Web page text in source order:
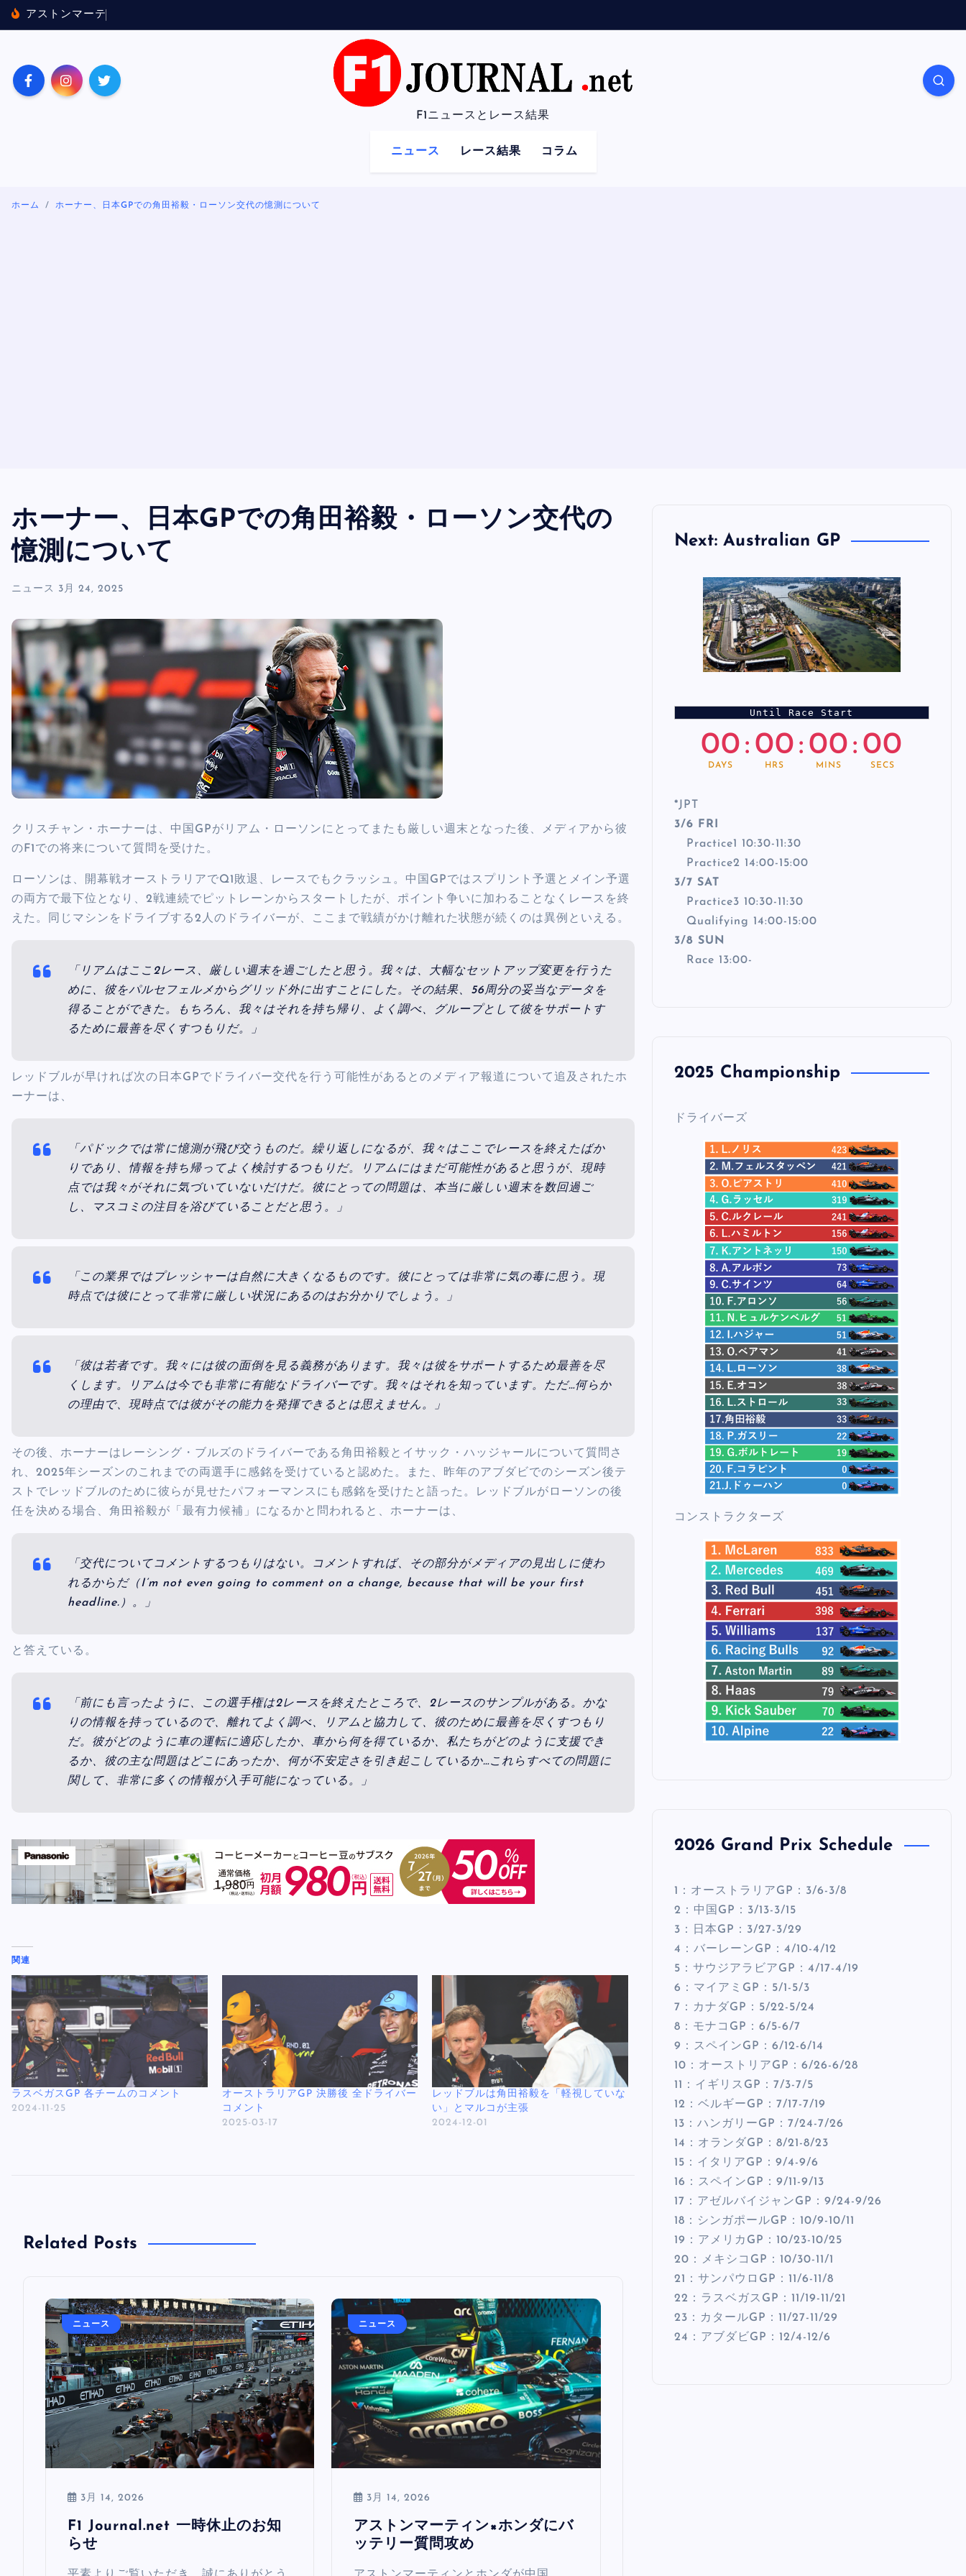
容
ア ス ト ン マ ー テ
F1ニュースとレース結果
ニュース レース結果 コラム
ホーム ホーナー、日本GPでの角田裕毅・ローソン交代の憶測について
ホーナー、日本GPでの角田裕毅・ローソン交代の
憶測について
ニュース 3月 24, 2025
クリスチャン・ホーナーは、中国GPがリアム・ローソンにとってまたも厳しい週末となった後、メディアから彼
のF1での将来について質問を受けた。
ローソンは、開幕戦オーストラリアでQ1敗退、レースでもクラッシュ。中国GPではスプリント予選とメイン予選
の両方で最下位となり、2戦連続でピットレーンからスタートしたが、ポイント争いに加わることなくレースを終
えた。同じマシンをドライブする2人のドライバーが、ここまで戦績がかけ離れた状態が続くのは異例といえる。
「リアムはここ2レース、厳しい週末を過ごしたと思う。我々は、大幅なセットアップ変更を行うた
めに、彼をパルセフェルメからグリッド外に出すことにした。その結果、56周分の妥当なデータを
得ることができた。もちろん、我々はそれを持ち帰り、よく調べ、グループとして彼をサポートす
るために最善を尽くすつもりだ。」
レッドブルが早ければ次の日本GPでドライバー交代を行う可能性があるとのメディア報道について追及されたホ
ーナーは、
「パドックでは常に憶測が飛び交うものだ。繰り返しになるが、我々はここでレースを終えたばか
りであり、情報を持ち帰ってよく検討するつもりだ。リアムにはまだ可能性があると思うが、現時
点では我々がそれに気づいていないだけだ。彼にとっての問題は、本当に厳しい週末を数回過ご
し、マスコミの注目を浴びていることだと思う。」
「この業界ではプレッシャーは自然に大きくなるものです。彼にとっては非常に気の毒に思う。現
時点では彼にとって非常に厳しい状況にあるのはお分かりでしょう。」
「彼は若者です。我々には彼の面倒を見る義務があります。我々は彼をサポートするため最善を尽
くします。リアムは今でも非常に有能なドライバーです。我々はそれを知っています。ただ…何らか
の理由で、現時点では彼がその能力を発揮できるとは思えません。」
その後、ホーナーはレーシング・ブルズのドライバーである角田裕毅とイサック・ハッジャールについて質問さ
れ、2025年シーズンのこれまでの両選手に感銘を受けていると認めた。また、昨年のアブダビでのシーズン後テ
ストでレッドブルのために彼らが見せたパフォーマンスにも感銘を受けたと語った。レッドブルがローソンの後
任を決める場合、角田裕毅が「最有力候補」になるかと問われると、ホーナーは、
「交代についてコメントするつもりはない。コメントすれば、その部分がメディアの見出しに使わ
れるからだ（I’m not even going to comment on a change, because that will be your first
headline.）。」
と答えている。
「前にも言ったように、この選手権は2レースを終えたところで、2レースのサンプルがある。かな
りの情報を持っているので、離れてよく調べ、リアムと協力して、彼のために最善を尽くすつもり
だ。彼がどのように車の運転に適応したか、車から何を得ているか、私たちがどのように支援でき
るか、彼の主な問題はどこにあったか、何が不安定さを引き起こしているか…これらすべての問題に
関して、非常に多くの情報が入手可能になっている。」
関連
ラスベガスGP 各チームのコメント
2024-11-25
オーストラリアGP 決勝後 全ドライバー
コメント
2025-03-17
レッドブルは角田裕毅を「軽視していな
い」とマルコが主張
2024-12-01
Related Posts
ニュース
3月 14, 2026
F1 Journal.net 一時休止のお知
らせ
ニュース
3月 14, 2026
アストンマーティン×ホンダにバ
ッテリー質問攻め
Next: Australian GP
Until Race Start
00
DAYS
: 00
HRS
: 00
MINS
: 00
SECS
*JPT
3/6 FRI
Practice1 10:30-11:30
Practice2 14:00-15:00
3/7 SAT
Practice3 10:30-11:30
Qualifying 14:00-15:00
3/8 SUN
Race 13:00-
2025 Championship
ドライバーズ
コンストラクターズ
2026 Grand Prix Schedule
1：オーストラリアGP：3/6-3/8
2：中国GP：3/13-3/15
3：日本GP：3/27-3/29
4：バーレーンGP：4/10-4/12
5：サウジアラビアGP：4/17-4/19
6：マイアミGP：5/1-5/3
7：カナダGP：5/22-5/24
8：モナコGP：6/5-6/7
9：スペインGP：6/12-6/14
10：オーストリアGP：6/26-6/28
11：イギリスGP：7/3-7/5
12：ベルギーGP：7/17-7/19
13：ハンガリーGP：7/24-7/26
14：オランダGP：8/21-8/23
15：イタリアGP：9/4-9/6
16：スペインGP：9/11-9/13
17：アゼルバイジャンGP：9/24-9/26
18：シンガポールGP：10/9-10/11
19：アメリカGP：10/23-10/25
20：メキシコGP：10/30-11/1
21：サンパウロGP：11/6-11/8
22：ラスベガスGP：11/19-11/21
23：カタールGP：11/27-11/29
24：アブダビGP：12/4-12/6